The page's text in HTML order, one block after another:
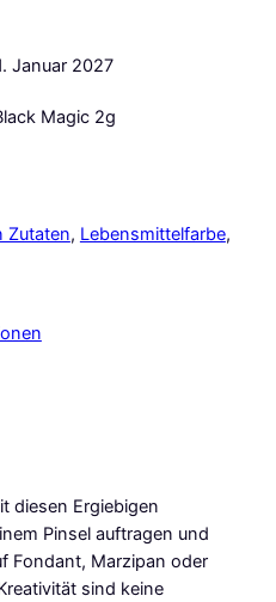
Januar 2027
Magic 2g
Zutaten, Lebensmittelfarbe
diesen Ergiebigen
Pinsel auftragen und
Fondant, Marzipan oder
sind keine